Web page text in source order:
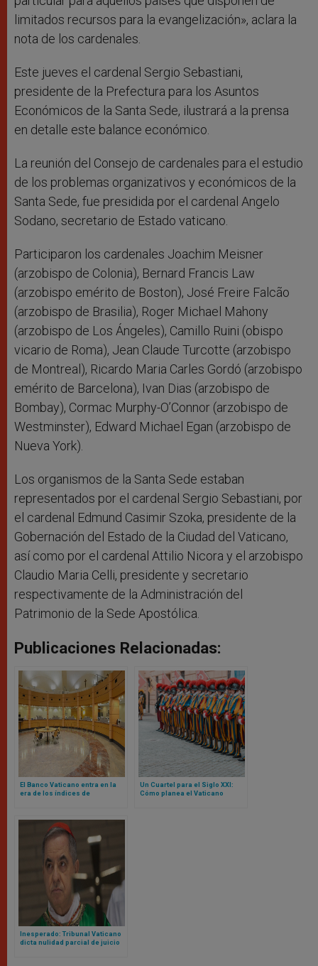
limitados recursos para la evangelización», aclara la
nota de los cardenales.
Este jueves el cardenal Sergio Sebastiani,
presidente de la Prefectura para los Asuntos
Económicos de la Santa Sede, ilustrará a la prensa
en detalle este balance económico.
La reunión del Consejo de cardenales para el estudio
de los problemas organizativos y económicos de la
Santa Sede, fue presidida por el cardenal Angelo
Sodano, secretario de Estado vaticano.
Participaron los cardenales Joachim Meisner
(arzobispo de Colonia), Bernard Francis Law
(arzobispo emérito de Boston), José Freire Falcão
(arzobispo de Brasilia), Roger Michael Mahony
(arzobispo de Los Ángeles), Camillo Ruini (obispo
vicario de Roma), Jean Claude Turcotte (arzobispo
de Montreal), Ricardo Maria Carles Gordó (arzobispo
emérito de Barcelona), Ivan Dias (arzobispo de
Bombay), Cormac Murphy-O’Connor (arzobispo de
Westminster), Edward Michael Egan (arzobispo de
Nueva York).
Los organismos de la Santa Sede estaban
representados por el cardenal Sergio Sebastiani, por
el cardenal Edmund Casimir Szoka, presidente de la
Gobernación del Estado de la Ciudad del Vaticano,
así como por el cardenal Attilio Nicora y el arzobispo
Claudio Maria Celli, presidente y secretario
respectivamente de la Administración del
Patrimonio de la Sede Apostólica.
Publicaciones Relacionadas:
El Banco Vaticano entra en la
era de los índices de
Un Cuartel para el Siglo XXI:
Cómo planea el Vaticano
Inesperado: Tribunal Vaticano
dicta nulidad parcial de juicio